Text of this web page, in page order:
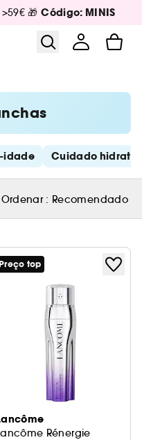
🎁Código: MINIS
idade Cuidado
Ordenar : Recomendado
top
Rénergie